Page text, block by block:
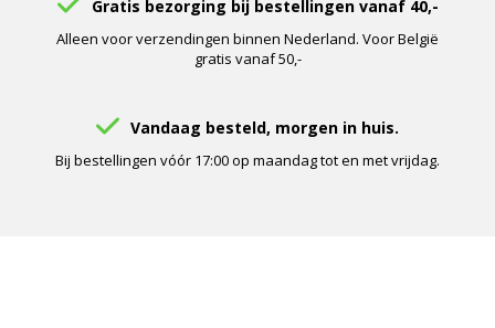
Gratis bezorging bij bestellingen vanaf 40,-
Alleen voor verzendingen binnen Nederland. Voor België
gratis vanaf 50,-
Vandaag besteld, morgen in huis.
Bij bestellingen vóór 17:00 op maandag tot en met vrijdag.